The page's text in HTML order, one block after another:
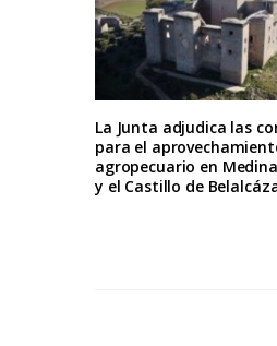
La Junta adjudica las
para el
agropecuario en
y el Castillo de